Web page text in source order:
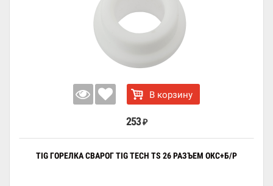
В корзину
253 ₽
TIG ГОРЕЛКА СВАРОГ TIG TECH TS 26 РАЗЪЕМ ОКС+Б/Р